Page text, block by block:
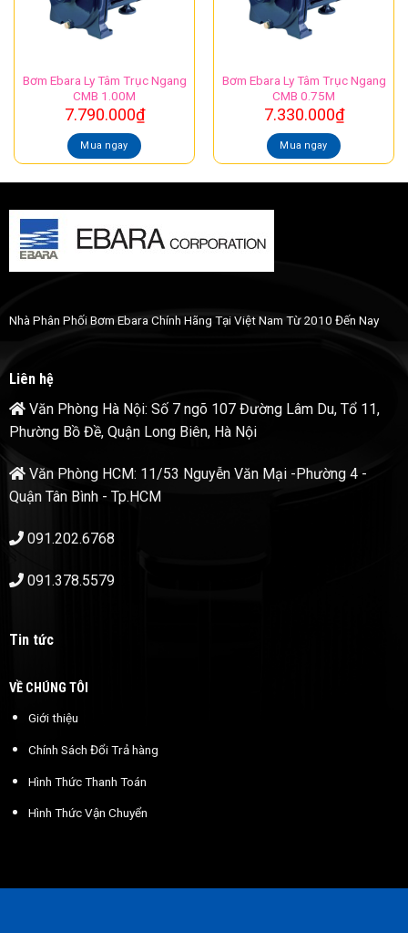
Bơm Ebara Ly Tâm Trục Ngang
CMB 1.00M
7.790.000₫
Mua ngay
Bơm Ebara Ly Tâm Trục Ngang
CMB 0.75M
7.330.000₫
Mua ngay
Nhà Phân Phối Bơm Ebara Chính Hãng Tại Việt Nam Từ 2010 Đến Nay
Liên hệ
Văn Phòng Hà Nội: Số 7 ngõ 107 Đường Lâm Du, Tổ 11,
Phường Bồ Đề, Quận Long Biên, Hà Nội
Văn Phòng HCM: 11/53 Nguyễn Văn Mại -Phường 4 -
Quận Tân Bình - Tp.HCM
091.202.6768
091.378.5579
Tin tức
VỀ CHÚNG TÔI
Giới thiệu
Chính Sách Đổi Trả hàng
Hình Thức Thanh Toán
Hình Thức Vận Chuyển